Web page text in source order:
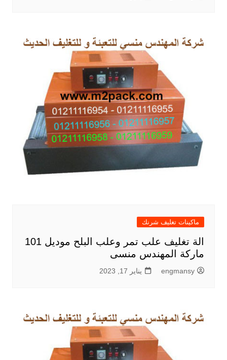
ماكينات تغليف شرنك
الة تغليف علب تمر وعلب البلح موديل 101
ماركة المهندس منسى
engmansy يناير 17, 2023